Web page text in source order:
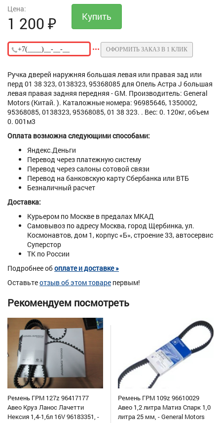
Цена:
1 200 ₽
ОФОРМИТЬ ЗАКАЗ В 1 КЛИК
Ручка дверей наружняя большая левая или правая зад или
перд 01 38 323, 0138323, 95368085 для Опель Астра J большая
левая правая задняя передняя - GM. Производитель: General
Motors (Китай. ). Каталожные номера: 96985646, 1350002,
95368085, 0138323, 95368085, 01 38 323. . Вес: 0. 120кг, объем
0. 001м3
Оплата возможна следующими способами:
Яндекс.Деньги
Перевод через платежную систему
Перевод через салоны сотовой связи
Перевод на банковскую карту Сбербанка или ВТБ
Безналичный расчет
Доставка:
Курьером по Москве в предалах МКАД
Самовывоз по адресу Москва, город Щербинка, ул.
Космонавтов, дом 1, корпус «Б», строение 33, автосервис
Суперстор
ТК по России
Подробнее обоплате и доставке »
Оставьтеотзыв об этом товаре первым!
Рекомендуем посмотреть
Ремень ГРМ 127z 96417177
Авео Круз Ланос Лачетти
Нексия 1,4-1,6л 16V 96183351, -
Ремень ГРМ 109z 96610029
Авео 1,2 литра Матиз Спарк 1,0
литра 25 мм, - General Motors